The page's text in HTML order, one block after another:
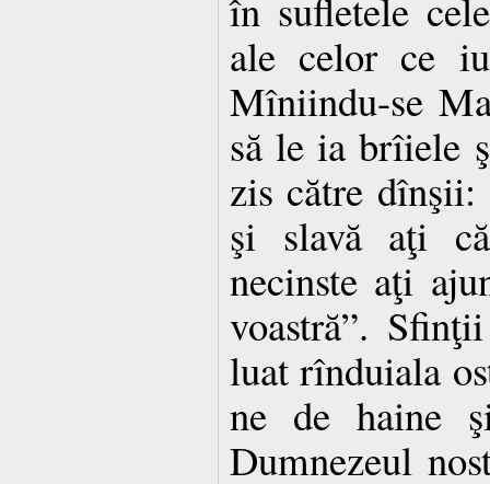
ale celor ce
Mîniindu-se
să le ia brîiele
zis către dînşii:
şi slavă aţi
necinste aţi
voastră”.
luat rînduiala
ne de haine
Dumnezeul